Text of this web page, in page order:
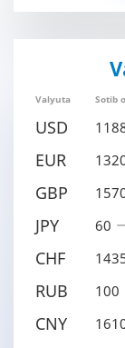
Valyuta Sotib
USD
EUR
GBP
JPY 60
CHF
RUB 100
CNY